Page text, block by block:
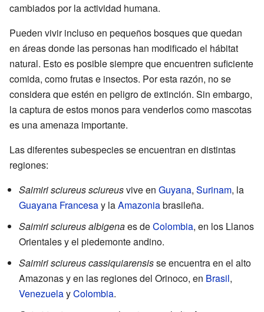
cambiados por la actividad humana.
Pueden vivir incluso en pequeños bosques que quedan
en áreas donde las personas han modificado el hábitat
natural. Esto es posible siempre que encuentren suficiente
comida, como frutas e insectos. Por esta razón, no se
considera que estén en peligro de extinción. Sin embargo,
la captura de estos monos para venderlos como mascotas
es una amenaza importante.
Las diferentes subespecies se encuentran en distintas
regiones:
Saimiri sciureus sciureusvive en Guyana, Surinam, la
Guayana Francesay laAmazoniabrasileña.
Saimiri sciureus albigenaes deColombia, en los Llanos
Orientales y el piedemonte andino.
Saimiri sciureus cassiquiarensisse encuentra en el alto
Amazonas y en las regiones del Orinoco, en Brasil,
VenezuelayColombia.